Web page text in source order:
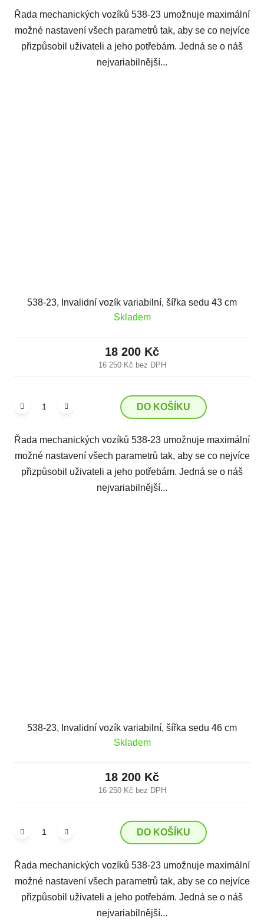
Řada mechanických vozíků 538-23 umožnuje maximální
možné nastavení všech parametrů tak, aby se co nejvíce
přizpůsobil uživateli a jeho potřebám. Jedná se o náš
nejvariabilnější...
538-23, Invalidní vozík variabilní, šířka sedu 43 cm
Skladem
16 250 Kč bez DPH
18 200 Kč
DO KOŠÍKU
Řada mechanických vozíků 538-23 umožnuje maximální
možné nastavení všech parametrů tak, aby se co nejvíce
přizpůsobil uživateli a jeho potřebám. Jedná se o náš
nejvariabilnější...
538-23, Invalidní vozík variabilní, šířka sedu 46 cm
Skladem
16 250 Kč bez DPH
18 200 Kč
DO KOŠÍKU
Řada mechanických vozíků 538-23 umožnuje maximální
možné nastavení všech parametrů tak, aby se co nejvíce
přizpůsobil uživateli a jeho potřebám. Jedná se o náš
nejvariabilnější...